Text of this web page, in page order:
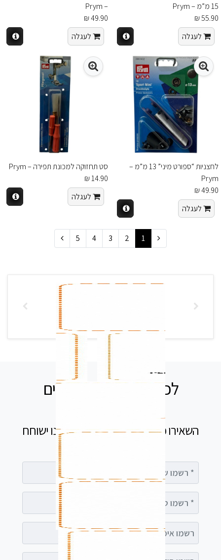
15 מ”מ – Prym
55.90 ₪
לעגלה
– Prym
49.90 ₪
לעגלה
לחצניות “ספורט מיני” 13 מ”מ –
Prym
49.90 ₪
לעגלה
סט תחזוקה למכונת תפירה – Prym
14.90 ₪
לעגלה
1
2
3
4
5
לכל שאלה אנחנו זמינים
השאירו פרטים בטופס ומיד נציג שלנו ישוחח
רשמו אימייל (אופציונלי)
רשמו הודעה (אופציונלי)